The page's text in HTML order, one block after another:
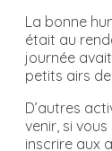
La bonne
était au
journée
petits airs
D’autres
venir, si
inscrire aux